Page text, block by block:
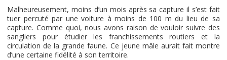
Malheureusement, moins d’un mois après sa capture il s’est fait
tuer percuté par une voiture à moins de 100 m du lieu de sa
capture. Comme quoi, nous avons raison de vouloir suivre des
sangliers pour étudier les franchissements routiers et la
circulation de la grande faune. Ce jeune mâle aurait fait montre
d’une certaine fidélité à son territoire.